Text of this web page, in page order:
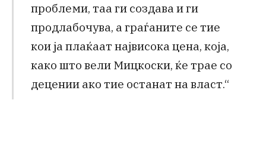
проблеми, таа ги создава и ги
продлабочува, а граѓаните се тие
кои ја плаќаат највисока цена, која,
како што вели Мицкоски, ќе трае со
децении ако тие останат на власт.“